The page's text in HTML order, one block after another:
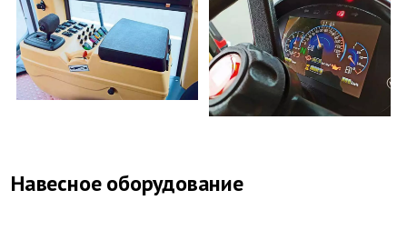
Навесное оборудование